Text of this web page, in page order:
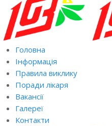
Головна
Інформація
Правила виклику
Поради лікаря
Вакансії
Галереї
Контакти